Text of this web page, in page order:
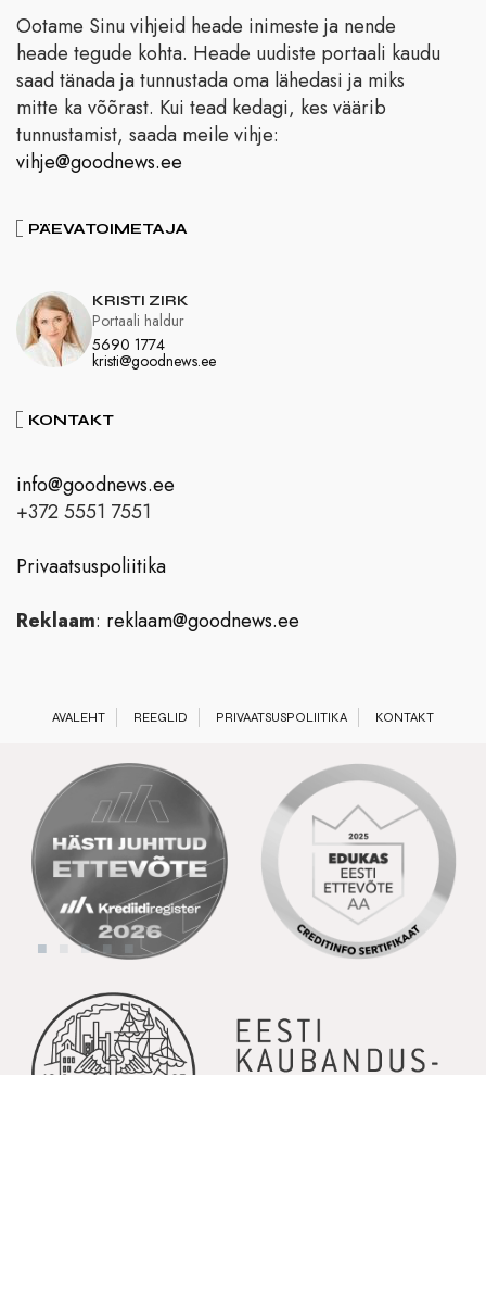
Ootame Sinu vihjeid heade inimeste ja nende
heade tegude kohta. Heade uudiste portaali kaudu
saad tänada ja tunnustada oma lähedasi ja miks
mitte ka võõrast. Kui tead kedagi, kes väärib
tunnustamist, saada meile vihje:
vihje@goodnews.ee
PÄEVATOIMETAJA
KRISTI ZIRK
5690 1774
kristi@goodnews.ee
Portaali haldur
KONTAKT
info@goodnews.ee
+372 5551 7551
Privaatsuspoliitika
Reklaam: reklaam@goodnews.ee
AVALEHT REEGLID PRIVAATSUSPOLIITIKA KONTAKT